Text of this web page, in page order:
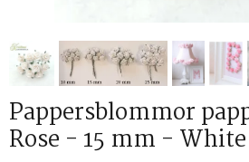
Pappersblommor
Rose - 15 mm - White